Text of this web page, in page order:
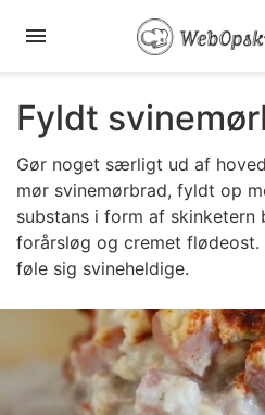
Fyldt
Gør noget særligt ud af
mør svinemørbrad, fyldt op
substans i form af skinketern
forårsløg og cremet flødeost.
føle sig svineheldige.